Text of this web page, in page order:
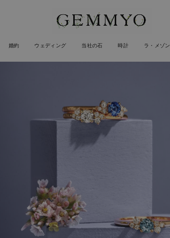
婚約 ウェディング 当社の石 時計 ラ・メゾン